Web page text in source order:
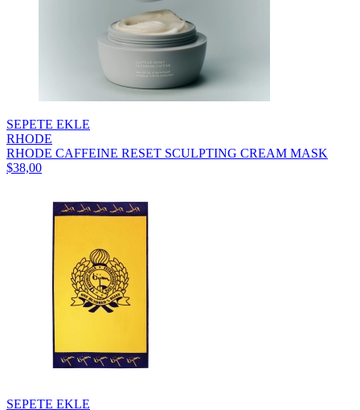
SEPETE EKLE
RHODE
RHODE CAFFEINE RESET SCULPTING CREAM MASK
$38,00
SEPETE EKLE